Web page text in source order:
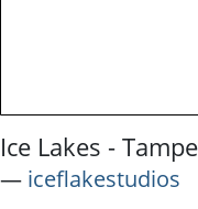
Ice Lakes -
― iceflakestudios